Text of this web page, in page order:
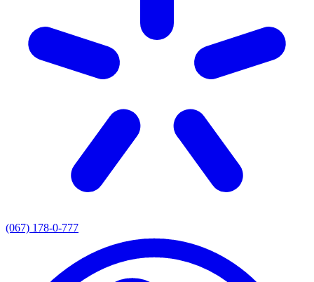
(067) 178-0-777